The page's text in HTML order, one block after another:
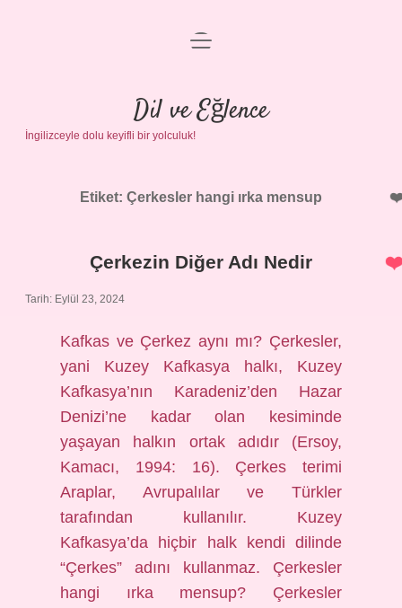
Anasayfa
Gizlilik Politikası
Yasal Uyarı
menüyü
Dil ve Eğlence
İngilizceyle dolu keyifli bir yolculuk!
Etiket: Çerkesler hangi ırka mensup
Çerkezin Diğer Adı Nedir
Tarih: Eylül 23, 2024
Kafkas ve Çerkez aynı mı? Çerkesler,
yani Kuzey Kafkasya halkı, Kuzey
Kafkasya’nın Karadeniz’den Hazar
Denizi’ne kadar olan kesiminde
yaşayan halkın ortak adıdır (Ersoy,
Kamacı, 1994: 16). Çerkes terimi
Araplar, Avrupalılar ve Türkler
tarafından kullanılır. Kuzey
Kafkasya’da hiçbir halk kendi dilinde
“Çerkes” adını kullanmaz. Çerkesler
hangi ırka mensup? Çerkesler